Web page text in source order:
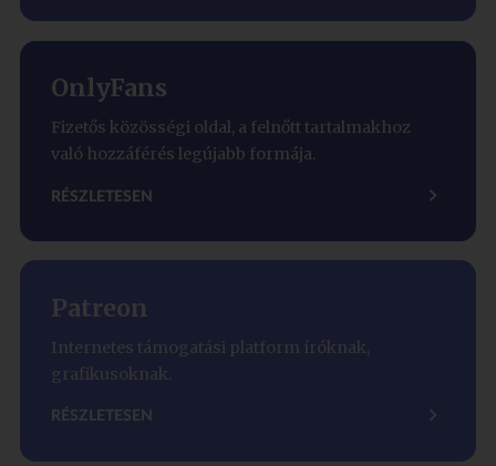
OnlyFans
Fizetős közösségi oldal, a felnőtt tartalmakhoz
való hozzáférés legújabb formája.
RÉSZLETESEN
Patreon
Internetes támogatási platform íróknak,
grafikusoknak.
RÉSZLETESEN